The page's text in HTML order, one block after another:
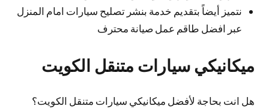
نتميز أيضاً بتقديم خدمة بنشر تصليح سيارات امام المنزل
عبر افضل طاقم عمل صيانة محترف
ميكانيكي سيارات متنقل الكويت
هل انت بحاجة لأفضل ميكانيكي سيارات متنقل الكويت؟